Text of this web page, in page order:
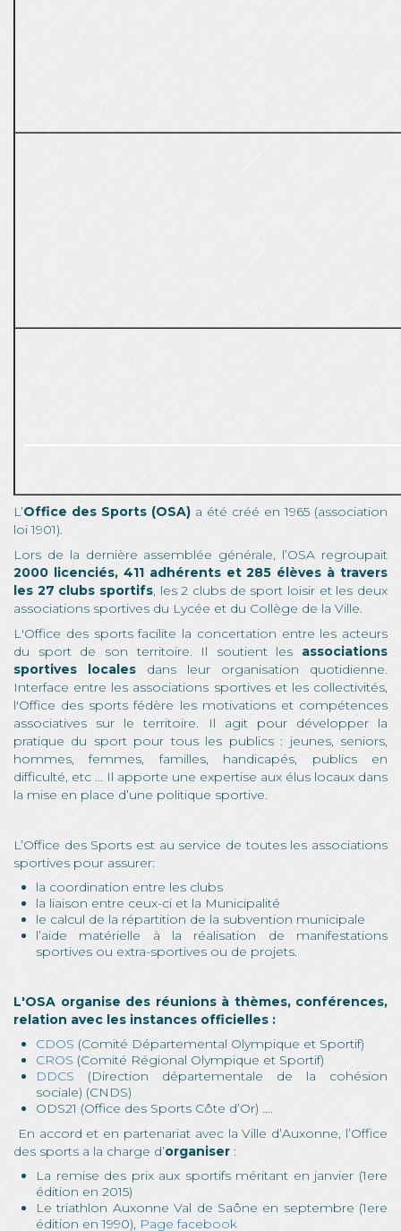
L’Office des Sports (OSA) a été créé en 1965 (association
loi 1901).
Lors de la dernière assemblée générale, l’OSA regroupait
2000 licenciés, 411 adhérents et 285 élèves à travers
les 27 clubs sportifs, les 2 clubs de sport loisir et les deux
associations sportives du Lycée et du Collège de la Ville.
L'Office des sports facilite la concertation entre les acteurs
du sport de son territoire. Il soutient les associations
sportives locales dans leur organisation quotidienne.
Interface entre les associations sportives et les collectivités,
l'Office des sports fédère les motivations et compétences
associatives sur le territoire. Il agit pour développer la
pratique du sport pour tous les publics : jeunes, seniors,
hommes, femmes, familles, handicapés, publics en
difficulté, etc ... Il apporte une expertise aux élus locaux dans
la mise en place d’une politique sportive.
L’Office des Sports est au service de toutes les associations
sportives pour assurer:
la coordination entre les clubs
la liaison entre ceux-ci et la Municipalité
le calcul de la répartition de la subvention municipale
l’aide matérielle à la réalisation de manifestations
sportives ou extra-sportives ou de projets.
L'OSA organise des réunions à thèmes, conférences,
relation avec les instances officielles :
CDOS (Comité Départemental Olympique et Sportif)
CROS (Comité Régional Olympique et Sportif)
DDCS (Direction départementale de la cohésion
sociale) (CNDS)
ODS21 (Office des Sports Côte d’Or) ....
En accord et en partenariat avec la Ville d’Auxonne, l’Office
des sports a la charge d’organiser :
La remise des prix aux sportifs méritant en janvier (1ere
édition en 2015)
Le triathlon Auxonne Val de Saône en septembre (1ere
édition en 1990), Page facebook